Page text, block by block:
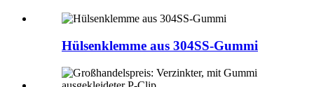
Hülsenklemme aus 304SS-Gummi